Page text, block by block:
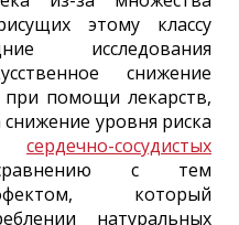
этому классу
исследования
снижение
при помощи лекарств,
уровня риска
сердечно-сосудистых
с тем
который
натуральных